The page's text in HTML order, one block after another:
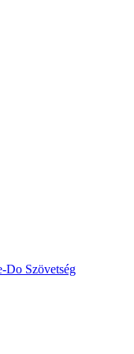
Do Szövetség